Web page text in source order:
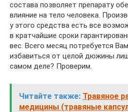
состава позволяет препарату
влияние на тело человека.
у этого средства есть все
в кратчайшие сроки
вес. Всего месяц потребуется
избавиться от целой дюжины
самом деле? Проверим.
Читайте также: Травяное
медицины (травяные